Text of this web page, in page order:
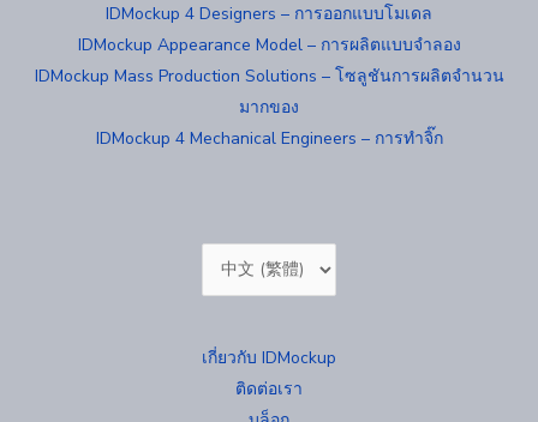
IDMockup 4 Designers – การออกแบบโมเดล
IDMockup Appearance Model – การผลิตแบบจำลอง
IDMockup Mass Production Solutions – โซลูชันการผลิตจำนวน
มากของ
IDMockup 4 Mechanical Engineers – การทำจิ๊ก
Choose
a
เกี่ยวกับ IDMockup
ติดต่อเรา